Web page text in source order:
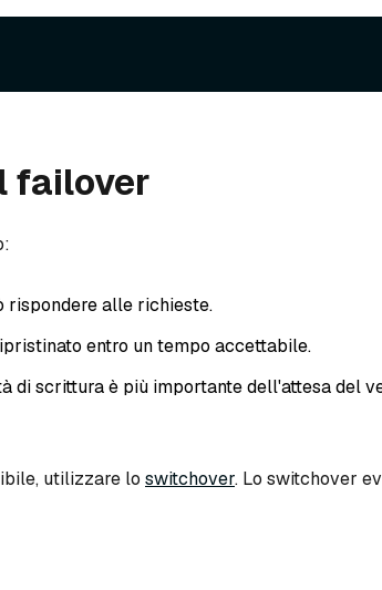
failover
rispondere alle richieste.
entro un tempo accettabile.
di scrittura è più importante dell'attesa del
utilizzare lo switchover. Lo switchover